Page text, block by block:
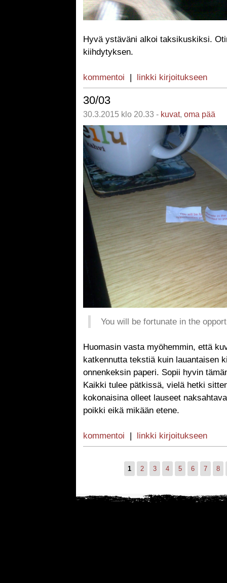
Hyvä ystäväni alkoi taksikuskiksi.
kiihdytyksen.
kommentoi | linkki kirjoitukseen
30/03
30.3.2015 klo 20.33 - kuvat, oma pää
You will be fortunate in the
Huomasin vasta myöhemmin, että
katkennutta tekstiä kuin lauantaisen
onnenkeksin paperi. Sopii hyvin
Kaikki tulee pätkissä, vielä hetki
kokonaisina olleet lauseet
poikki eikä mikään etene.
kommentoi | linkki kirjoitukseen
1 2 3 4 5 6 7 8